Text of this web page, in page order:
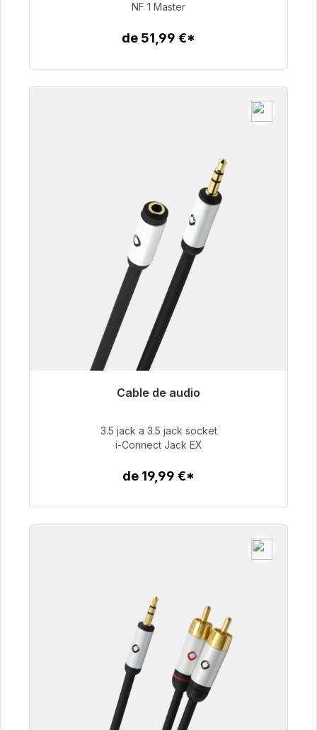
99,00 €
NF 1 Master
de 51,99 €*
Cable de audio
Listo para envío inmediato, plazo de entrega
51,99 €
3.5 jack a 3.5 jack socket
i-Connect Jack EX
de 19,99 €*